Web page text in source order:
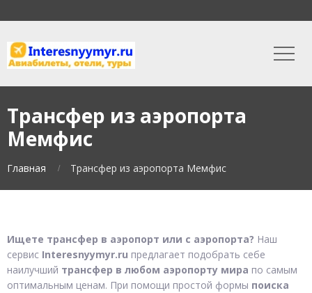
Трансфер из аэропорта
Мемфис
Главная Трансфер из аэропорта Мемфис
Ищете трансфер в аэропорт или с аэропорта? Наш
сервис Interesnyymyr.ru предлагает подобрать себе
наилучший трансфер в любом аэропорту мира по самым
оптимальным ценам. При помощи простой формы поиска